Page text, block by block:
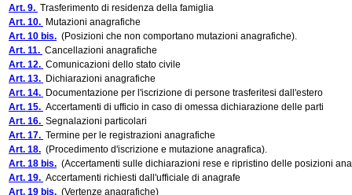
Art. 9. Trasferimento di residenza della famiglia
Art. 10. Mutazioni anagrafiche
Art. 10 bis. (Posizioni che non comportano mutazioni anagrafiche).
Art. 11. Cancellazioni anagrafiche
Art. 12. Comunicazioni dello stato civile
Art. 13. Dichiarazioni anagrafiche
Art. 14. Documentazione per l'iscrizione di persone trasferitesi dall'estero
Art. 15. Accertamenti di ufficio in caso di omessa dichiarazione delle parti
Art. 16. Segnalazioni particolari
Art. 17. Termine per le registrazioni anagrafiche
Art. 18. (Procedimento d'iscrizione e mutazione anagrafica).
Art. 18 bis. (Accertamenti sulle dichiarazioni rese e ripristino delle posizioni
Art. 19. Accertamenti richiesti dall'ufficiale di anagrafe
Art. 19 bis. (Vertenze anagrafiche)